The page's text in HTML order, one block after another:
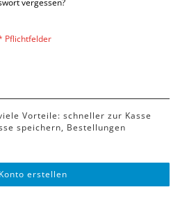
vergessen?
Vorteile: schneller zur Kasse
speichern, Bestellungen
erstellen